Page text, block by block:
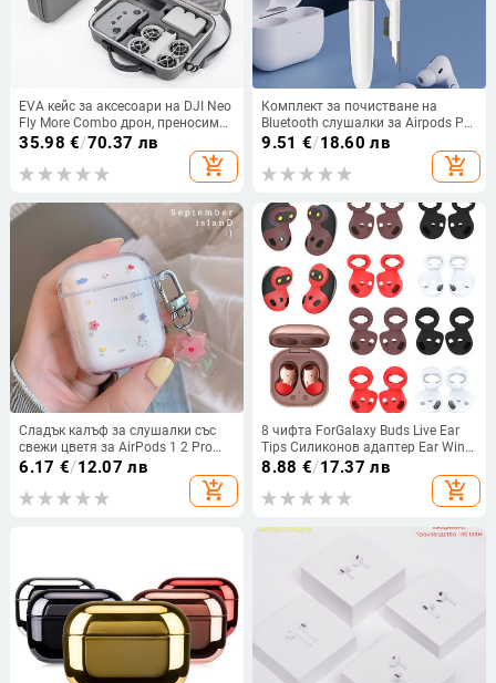
EVA кейс за аксесоари на DJI Neo
Fly More Combo дрон, преносимо
съхранение, удароустойчив и
устойчив на падане, конструкция
от топлопрес и шиене, модел
35.98 €/70.37 лв
add_shopping_cart
Комплект за почистване на
Bluetooth слушалки за Airpods Pro
1 2 Почистваща четка за писалка
Инструменти за почистване на
кутията на Bluetooth слушалки за
9.51 €/18.60 лв
add_shopping_cart
Сладък калъф за слушалки със
свежи цветя за AirPods 1 2 Pro
Case Прозрачен TPU Air pods 3
Кутия за зареждане на Bluetooth
слушалки с ключодържател
6.17 €/12.07 лв
add_shopping_cart
8 чифта ForGalaxy Buds Live Ear
Tips Силиконов адаптер Ear Wing
Резервни слушалки за
аксесоари
8.88 €/17.37 лв
add_shopping_cart